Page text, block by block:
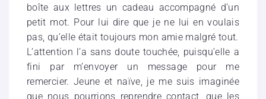
boîte aux lettres un cadeau accompagné d’un
petit mot. Pour lui dire que je ne lui en voulais
pas, qu’elle était toujours mon amie malgré tout.
L’attention l’a sans doute touchée, puisqu’elle a
fini par m’envoyer un message pour me
remercier. Jeune et naïve, je me suis imaginée
que nous pourrions reprendre contact, que les